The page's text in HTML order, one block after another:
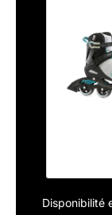
Disponibilité